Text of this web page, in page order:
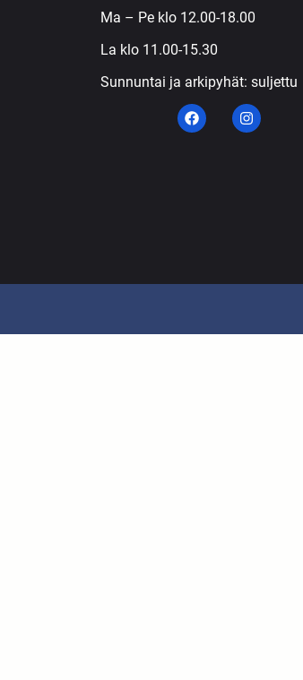
Ma – Pe klo 12.00-18.00
La klo 11.00-15.30
Sunnuntai ja arkipyhät: suljettu